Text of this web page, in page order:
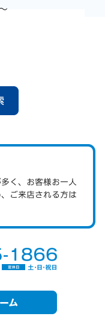
く、お客様お一人
ご来店される方は